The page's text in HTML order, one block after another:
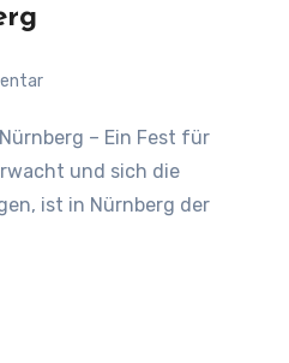
und sich die
ist in Nürnberg der